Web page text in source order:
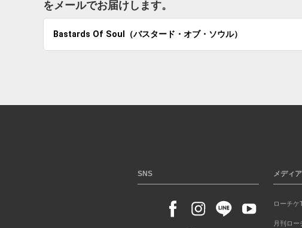
をメールでお届けします。
Bastards Of Soul（バスタード・オブ・ソウル）
SNS メディア
ローチケ
月刊ロー